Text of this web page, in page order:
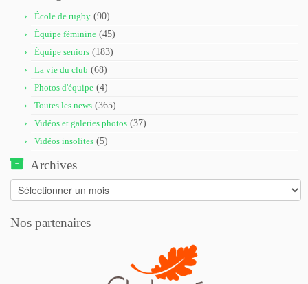
École de rugby (90)
Équipe féminine (45)
Équipe seniors (183)
La vie du club (68)
Photos d'équipe (4)
Toutes les news (365)
Vidéos et galeries photos (37)
Vidéos insolites (5)
Archives
Archives
Nos partenaires